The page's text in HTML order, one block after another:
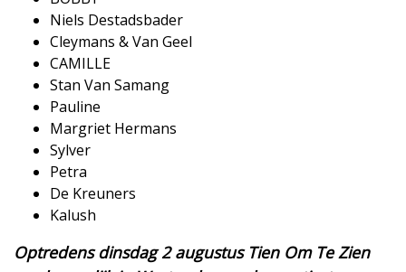
​Niels Destadsbader
​Cleymans & Van Geel
​CAMILLE
​Stan Van Samang
​Pauline
​Margriet Hermans
​Sylver
​Petra
​De Kreuners
​Kalush
Optredens dinsdag 2 augustus Tien Om Te Zien